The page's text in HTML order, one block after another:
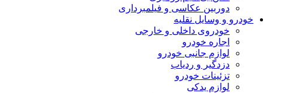
دوربین عکاسی و فیلمبرداری
خودرو و وسایل نقلیه
خودروی داخلی و خارجی
اجاره خودرو
لوازم جانبی خودرو
دزدگیر و ردیاب
تزئینات خودرو
لوازم یدکی